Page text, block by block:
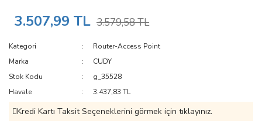
3.507,99 TL 3.579,58 TL
Kategori
Router-Access Point
Marka
CUDY
Stok Kodu
g_35528
Havale
3.437,83 TL
Kredi Kartı Taksit Seçeneklerini görmek için tıklayınız.